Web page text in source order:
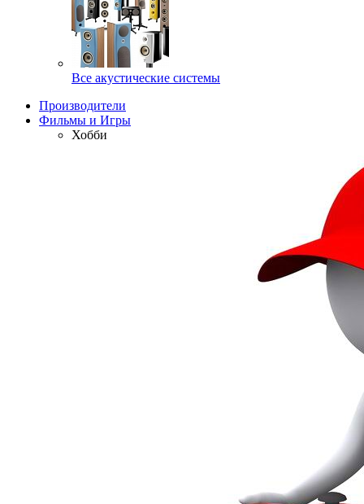
Все акустические системы
Производители
Фильмы и Игры
Хобби